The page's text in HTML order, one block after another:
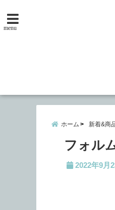
menu
ホーム 新着&商
フォル
2022年9月